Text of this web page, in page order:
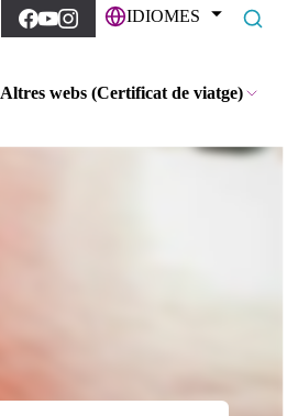
IDIOMES
Altres webs (Certificat de viatge)